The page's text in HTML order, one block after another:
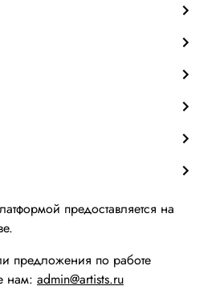
предоставляется на
предложения по работе
нам: admin@artists.ru